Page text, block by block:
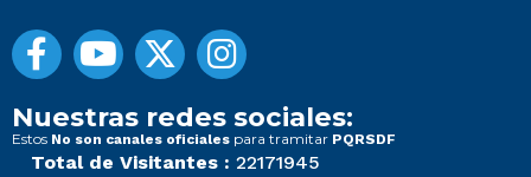
Nuestras redes sociales:
Estos No son canales oficiales para tramitar PQRSDF
Total de Visitantes : 22171945